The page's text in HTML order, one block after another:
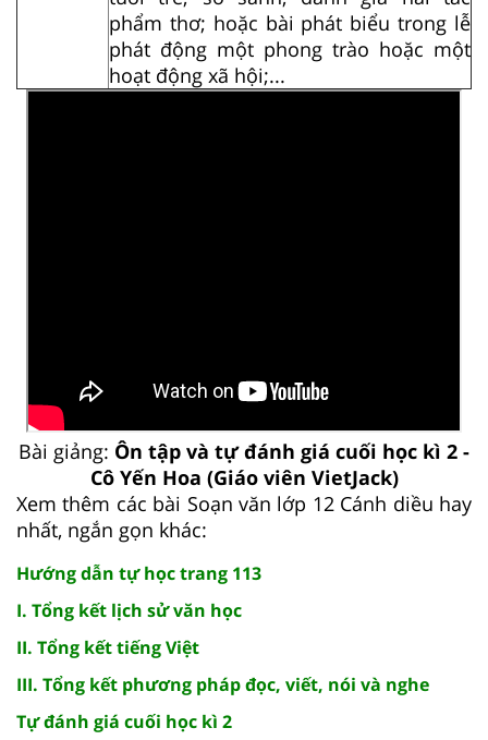
phẩm thơ; hoặc bài phát biểu trong lễ
phát động một phong trào hoặc một
hoạt động xã hội;...
Bài giảng: Ôn tập và tự đánh giá cuối học kì 2 -
Cô Yến Hoa (Giáo viên VietJack)
Xem thêm các bài Soạn văn lớp 12 Cánh diều hay
nhất, ngắn gọn khác:
Hướng dẫn tự học trang 113
I. Tổng kết lịch sử văn học
II. Tổng kết tiếng Việt
III. Tổng kết phương pháp đọc, viết, nói và nghe
Tự đánh giá cuối học kì 2